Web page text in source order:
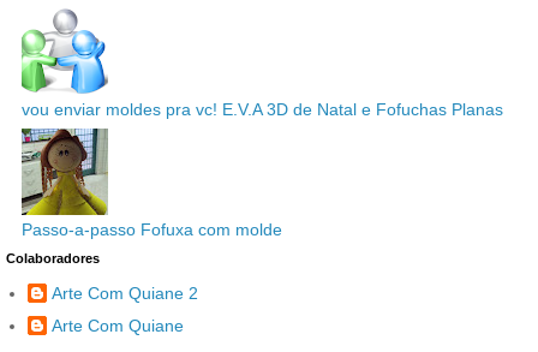
vou enviar moldes pra vc! E.V.A 3D de Natal e Fofuchas Planas
Passo-a-passo Fofuxa com molde
Colaboradores
Arte Com Quiane 2
Arte Com Quiane